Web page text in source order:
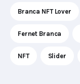
Branca NFT Lover
Fernet Branca
NFT Slider